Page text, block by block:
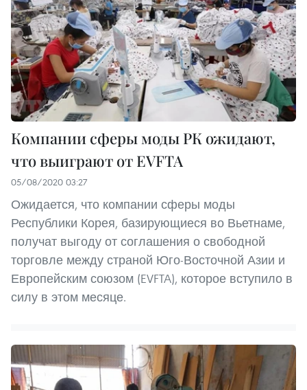
Компании сферы моды РК ожидают,
что выиграют от EVFTA
05/08/2020 03:27
Ожидается, что компании сферы моды
Республики Корея, базирующиеся во Вьетнаме,
получат выгоду от соглашения о свободной
торговле между страной Юго-Восточной Азии и
Европейским союзом (EVFTA), которое вступило в
силу в этом месяце.